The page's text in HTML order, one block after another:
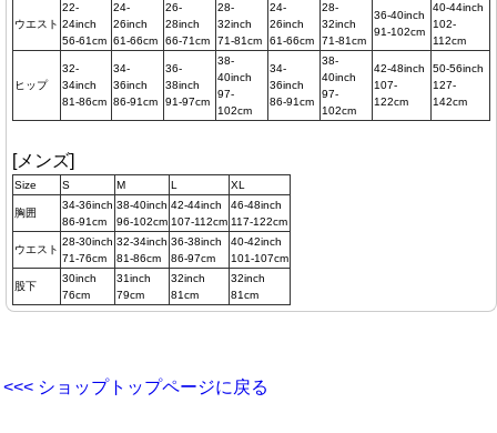
ウエスト
22-
24inch
56-61cm
24-
26inch
61-66cm
26-
28inch
66-71cm
28-
32inch
71-81cm
24-
26inch
61-66cm
28-
32inch
71-81cm
36-40inch
91-102cm
40-44inch
102-
112cm
ヒップ
32-
34inch
81-86cm
34-
36inch
86-91cm
36-
38inch
91-97cm
38-
40inch
97-
102cm
34-
36inch
86-91cm
38-
40inch
97-
102cm
42-48inch
107-
122cm
50-56inch
127-
142cm
[メンズ]
Size S M L XL
胸囲
34-36inch
86-91cm
38-40inch
96-102cm
42-44inch
107-112cm
46-48inch
117-122cm
ウエスト
28-30inch
71-76cm
32-34inch
81-86cm
36-38inch
86-97cm
40-42inch
101-107cm
股下
30inch
76cm
31inch
79cm
32inch
81cm
32inch
81cm
<<< ショップトップページに戻る